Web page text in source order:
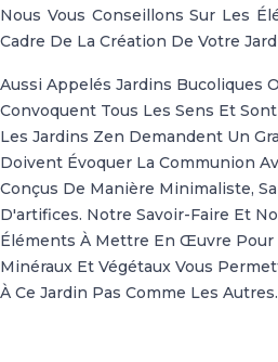
Nous Vous Conseillons Sur Les
Cadre De La Création De Votre
Aussi Appelés Jardins Bucoliques
Convoquent Tous Les Sens Et
Les Jardins Zen Demandent Un
Doivent Évoquer La Communion
Conçus De Manière Minimaliste,
D'artifices. Notre Savoir-Faire Et
Éléments À Mettre En Œuvre Pour
Minéraux Et Végétaux Vous
À Ce Jardin Pas Comme Les Autres.